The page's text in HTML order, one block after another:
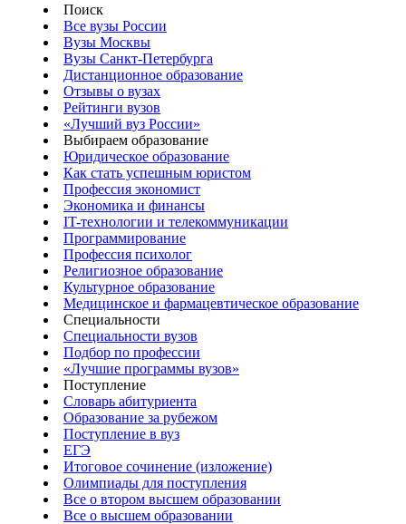
Поиск
Все вузы России
Вузы Москвы
Вузы Санкт-Петербурга
Дистанционное образование
Отзывы о вузах
Рейтинги вузов
«Лучший вуз России»
Выбираем образование
Юридическое образование
Как стать успешным юристом
Профессия экономист
Экономика и финансы
IT-технологии и телекоммуникации
Программирование
Профессия психолог
Религиозное образование
Культурное образование
Медицинское и фармацевтическое образование
Специальности
Специальности вузов
Подбор по профессии
«Лучшие программы вузов»
Поступление
Словарь абитуриента
Образование за рубежом
Поступление в вуз
ЕГЭ
Итоговое сочинение (изложение)
Олимпиады для поступления
Все о втором высшем образовании
Все о высшем образовании